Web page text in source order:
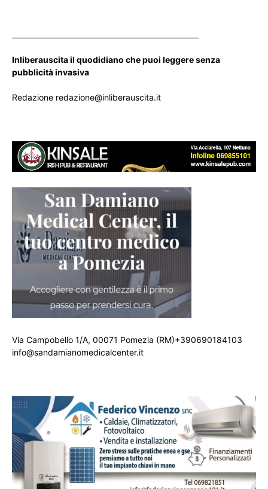
Inliberauscita il quodidiano che puoi leggere senza
pubblicità invasiva
Redazione redazione@inliberauscita.it
Via Campobello 1/A, 00071 Pomezia (RM)+390690184103
info@sandamianomedicalcenter.it